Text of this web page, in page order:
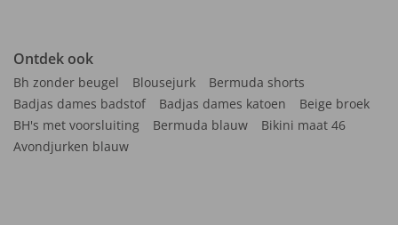
Ontdek ook
Bh zonder beugel Blousejurk
Bermuda shorts
Badjas dames badstof
Badjas dames katoen
Beige broek
BH's met voorsluiting
Bermuda blauw
Bikini maat 46
Avondjurken blauw